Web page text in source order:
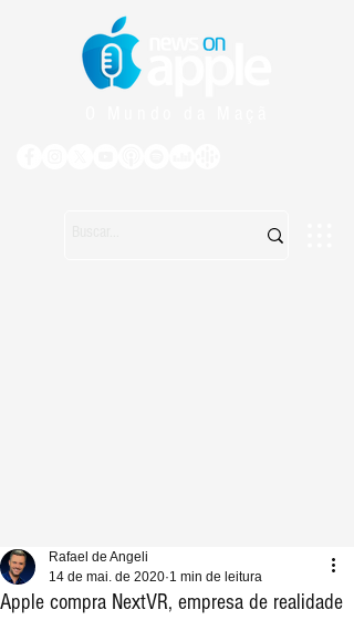
Apple compra NextVR, empresa de realidade
Rafael de Angeli
14 de mai. de 2020 1 min de leitura